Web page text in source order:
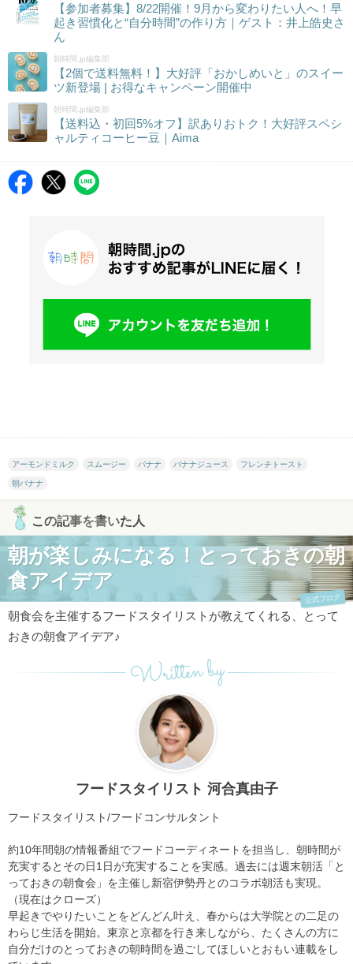
【参加者募集】8/22開催！9月から変わりたい人へ！早
起き習慣化と“自分時間”の作り方｜ゲスト：井上皓史さ
ん
朝時間.jp編集部
【2個で送料無料！】大好評「おかしめいと」のスイー
ツ新登場 | お得なキャンペーン開催中
朝時間.jp編集部
【送料込・初回5%オフ】訳ありおトク！大好評スペシ
ャルティコーヒー豆｜Aima
アーモンドミルク スムージー バナナ バナナジュース フレンチトースト
朝バナナ
この記事を書いた人
朝が楽しみになる！とっておきの朝
食アイデア
公式ブログ
朝食会を主催するフードスタイリストが教えてくれる、とって
おきの朝食アイデア♪
Written by
フードスタイリスト 河合真由子
フードスタイリスト/フードコンサルタント
約10年間朝の情報番組でフードコーディネートを担当し、朝時間が
充実するとその日1日が充実することを実感。過去には週末朝活「と
っておきの朝食会」を主催し新宿伊勢丹とのコラボ朝活も実現。
（現在はクローズ）
早起きでやりたいことをどんどん叶え、春からは大学院との二足の
わらじ生活を開始。東京と京都を行き来しながら、たくさんの方に
自分だけのとっておきの朝時間を過ごしてほしいとおもい連載をし